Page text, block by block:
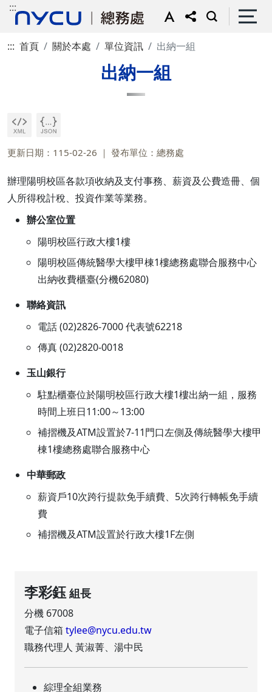
:::
::: 首頁 關於本處 單位資訊 出納一組
出納一組
更新日期：115-02-26 發布單位：總務處
辦理陽明校區各款項收納及支付事務、薪資及公費造冊、個
人所得稅計稅、投資作業等業務。
辦公室位置
陽明校區行政大樓1樓
陽明校區傳統醫學大樓甲棟1樓總務處聯合服務中心
出納收費櫃臺(分機62080)
聯絡資訊
電話 (02)2826-7000 代表號62218
傳真 (02)2820-0018
玉山銀行
駐點櫃臺位於陽明校區行政大樓1樓出納一組，服務
時間上班日11:00～13:00
補摺機及ATM設置於7-11門口左側及傳統醫學大樓甲
棟1樓總務處聯合服務中心
中華郵政
薪資戶10次跨行提款免手續費、5次跨行轉帳免手續
費
補摺機及ATM設置於行政大樓1F左側
李彩鈺組長
分機 67008
電子信箱tylee@nycu.edu.tw
職務代理人 黃淑菁、湯中民
綜理全組業務